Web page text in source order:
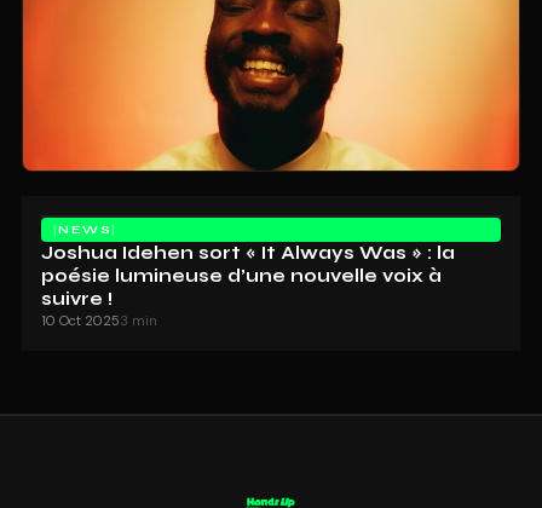
NEWS
Joshua Idehen sort « It Always Was » : la
poésie lumineuse d’une nouvelle voix à
suivre !
10 Oct 20253 min